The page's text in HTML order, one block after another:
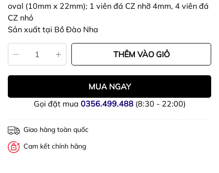
oval (10mm x 22mm); 1 viên đá CZ nhỡ 4mm, 4 viên đá
CZ nhỏ
Sản xuất tại Bồ Đào Nha
THÊM VÀO GIỎ
MUA NGAY
Gọi đặt mua 0356.499.488(8:30 - 22:00)
Giao hàng toàn quốc
Cam kết chính hãng